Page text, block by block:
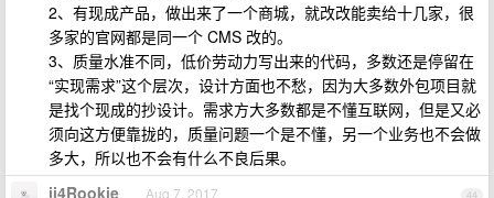
2、有现成产品，做出来了一个商城，就改改能卖给十几家，很
多家的官网都是同一个 CMS 改的。
3、质量水准不同，低价劳动力写出来的代码，多数还是停留在
“实现需求”这个层次，设计方面也不愁，因为大多数外包项目就
是找个现成的抄设计。需求方大多数都是不懂互联网，但是又必
须向这方便靠拢的，质量问题一个是不懂，另一个业务也不会做
多大，所以也不会有什么不良后果。
ii4Rookie Aug 7, 2017